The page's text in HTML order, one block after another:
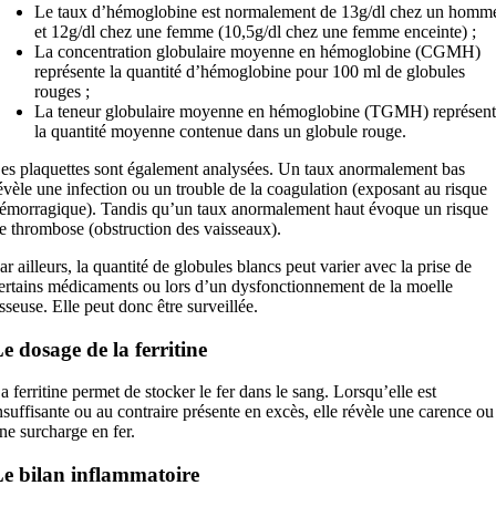
Le taux d’hémoglobine est normalement de 13g/dl chez un
et 12g/dl chez une femme (10,5g/dl chez une femme enceinte) ;
La concentration globulaire moyenne en hémoglobine (CGMH)
représente la quantité d’hémoglobine pour 100 ml de globules
rouges ;
La teneur globulaire moyenne en hémoglobine (TGMH)
la quantité moyenne contenue dans un globule rouge.
plaquettes sont également analysées. Un taux anormalement bas
une infection ou un trouble de la coagulation (exposant au risque
Tandis qu’un taux anormalement haut évoque un risque
thrombose (obstruction des vaisseaux).
ailleurs, la quantité de globules blancs peut varier avec la prise de
médicaments ou lors d’un dysfonctionnement de la moelle
Elle peut donc être surveillée.
dosage de la ferritine
ferritine permet de stocker le fer dans le sang. Lorsqu’elle est
ou au contraire présente en excès, elle révèle une carence ou
surcharge en fer.
bilan inflammatoire